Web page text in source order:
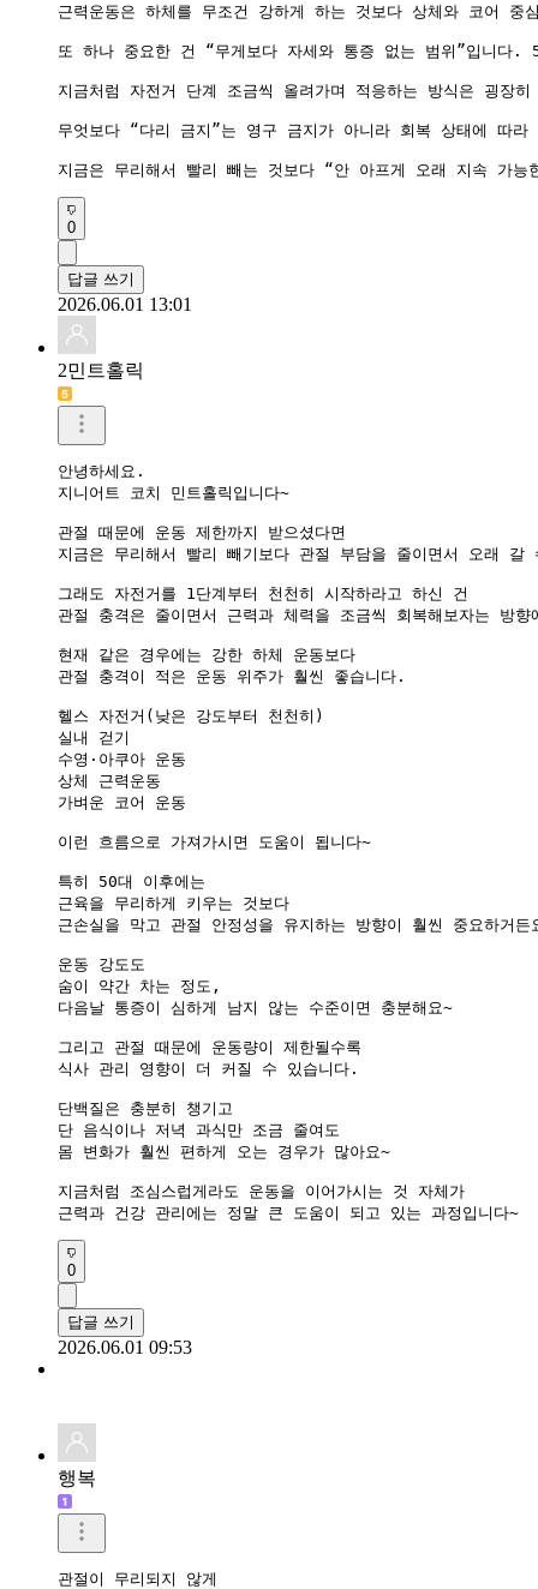
근력운동은 하체를 무조건 강하게 하는 것보다 상체와 코어
또 하나 중요한 건 “무게보다 자세와 통증 없는 범위”입니다
지금처럼 자전거 단계 조금씩 올려가며 적응하는 방식은 굉장
무엇보다 “다리 금지”는 영구 금지가 아니라 회복 상태에 따
지금은 무리해서 빨리 빼는 것보다 “안 아프게 오래 지속 가
0
답글 쓰기
2026.06.01 13:01
2민트홀릭
안녕하세요.
지니어트 코치 민트홀릭입니다~
관절 때문에 운동 제한까지 받으셨다면
지금은 무리해서 빨리 빼기보다 관절 부담을 줄이면서 오래
그래도 자전거를 1단계부터 천천히 시작하라고 하신 건
관절 충격은 줄이면서 근력과 체력을 조금씩 회복해보자는 방향
현재 같은 경우에는 강한 하체 운동보다
관절 충격이 적은 운동 위주가 훨씬 좋습니다.
헬스 자전거(낮은 강도부터 천천히)
실내 걷기
수영·아쿠아 운동
상체 근력운동
가벼운 코어 운동
이런 흐름으로 가져가시면 도움이 됩니다~
특히 50대 이후에는
근육을 무리하게 키우는 것보다
근손실을 막고 관절 안정성을 유지하는 방향이 훨씬 중요하거든
운동 강도도
숨이 약간 차는 정도,
다음날 통증이 심하게 남지 않는 수준이면 충분해요~
그리고 관절 때문에 운동량이 제한될수록
식사 관리 영향이 더 커질 수 있습니다.
단백질은 충분히 챙기고
단 음식이나 저녁 과식만 조금 줄여도
몸 변화가 훨씬 편하게 오는 경우가 많아요~
지금처럼 조심스럽게라도 운동을 이어가시는 것 자체가
근력과 건강 관리에는 정말 큰 도움이 되고 있는 과정입니다~
0
답글 쓰기
2026.06.01 09:53
행복
관절이 무리되지 않게